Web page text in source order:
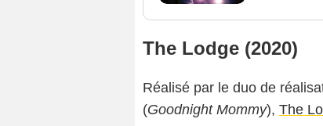
The Lodge (2020)
Réalisé par le duo de
(Goodnight Mommy), The